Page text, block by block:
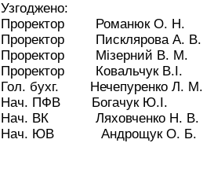
Узгоджено:
Проректор Романюк О. Н.
Проректор Писклярова А. В.
Проректор Мізерний В. М.
Проректор Ковальчук В.І.
Гол. бухг. Нечепуренко Л. М.
Нач. ПФВ Богачук Ю.І.
Нач. ВК Ляховченко Н. В.
Нач. ЮВ Андрощук О. Б.